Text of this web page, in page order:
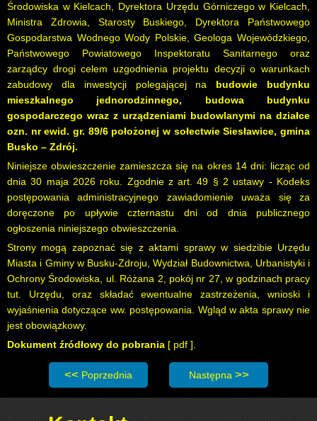
Środowiska w Kielcach, Dyrektora Urzędu Górniczego w Kielcach,
Ministra Zdrowia, Starosty Buskiego, Dyrektora Państwowego
Gospodarstwa Wodnego Wody Polskie, Geologa Wojewódzkiego,
Państwowego Powiatowego Inspektoratu Sanitarnego oraz
zarządcy drogi celem uzgodnienia projektu decyzji o warunkach
zabudowy dla inwestycji polegającej na budowie budynku
mieszkalnego jednorodzinnego, budowa budynku
gospodarczego wraz z urządzeniami budowlanymi na działce
ozn. nr ewid. gr. 89/6 położonej w sołectwie Siesławice, gmina
Busko – Zdrój.
Niniejsze obwieszczenie zamieszcza się na okres 14 dni: licząc od
dnia 30 maja 2026 roku. Zgodnie z art. 49 § 2 ustawy - Kodeks
postępowania administracyjnego zawiadomienie uważa się za
doręczone po upływie czternastu dni od dnia publicznego
ogłoszenia niniejszego obwieszczenia.
Strony mogą zapoznać się z aktami sprawy w siedzibie Urzędu
Miasta i Gminy w Busku-Zdroju, Wydział Budownictwa, Urbanistyki i
Ochrony Środowiska, ul. Różana 2, pokój nr 27, w godzinach pracy
tut. Urzędu, oraz składać ewentualne zastrzeżenia, wnioski i
wyjaśnienia dotyczące ww. postępowania. Wgląd w akta sprawy nie
jest obowiązkowy.
Dokument źródłowy do pobrania [ pdf ].
Poprzednia strona: Obwieszczenie Burmistrza Miasta i
Poprzednia Następna strona:
Następna